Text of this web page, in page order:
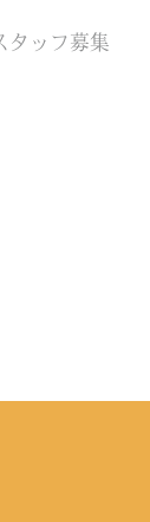
タッフ募集